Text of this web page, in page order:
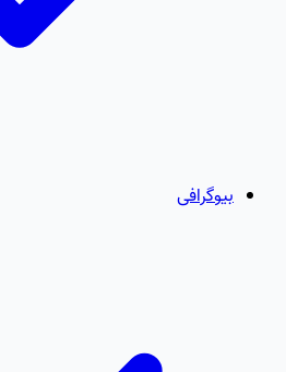
بیوگرافی